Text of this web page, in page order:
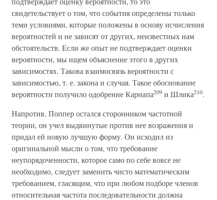
свидетельствует о том, что события определены только
теми условиями, которые положены в основу исчисления
вероятностей и не зависят от других, неизвестных нам
обстоятельств. Если же опыт не подтверждает оценки
вероятности, мы ищем объяснение этого в других
зависимостях. Такова взаимосвязь вероятности с
зависимостью, т. е. закона и случая. Такое обоснование
вероятности получило одобрение Карнапа209 и Шлика210.
Напротив, Поппер остался сторонником частотной
теории, он учел выдвинутые против нее возражения и
придал ей новую лучшую форму. Он исходил из
оригинальной мысли о том, что требование
неупорядоченности, которое само по себе вовсе не
необходимо, следует заменить чисто математическим
требованием, гласящим, что при любом подборе членов
относительная частота последовательности должна